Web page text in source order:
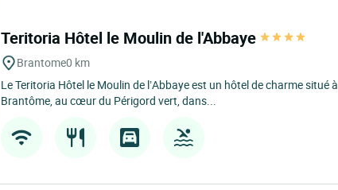
Teritoria Hôtel le Moulin de l'Abbaye
Brantome0 km
Le Teritoria Hôtel le Moulin de l’Abbaye est un hôtel de charme situé à
Brantôme, au cœur du Périgord vert, dans...